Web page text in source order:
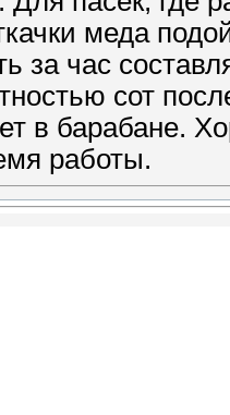
меда
за час
сот
в барабане.
работы.